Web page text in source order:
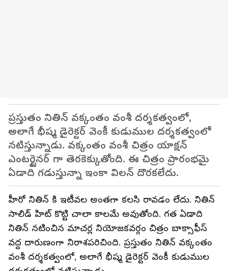
ప్రస్తుతం నితిన్ వక్కంతం వంశీ దర్శకత్వంలో,
అలాగే భీష్మ డైరెక్టర్ వెంకీ కుడుముల దర్శకత్వంలో
నటిస్తున్నాడు. వక్కంతం వంశీ చిత్రం యాక్షన్
ఎంటర్టైనర్ గా తెరకెక్కుతోంది. ఈ చిత్రం ప్రారంభమై
ఏడాది గడుస్తున్నా ఇంకా విలన్ దొరకలేదు.
హీరో నితిన్ కి ఇటీవల అంతగా కలసి రావడం లేదు. నితిన్
సాలిడ్ హిట్ కొట్టి చాలా కాలమే అవుతోంది. గత ఏడాది
నితిన్ నటించిన మాచర్ల నియోజకవర్గం చిత్రం బాక్సాఫీస్
వద్ద దారుణంగా నిరాశపరిచింది. ప్రస్తుతం నితిన్ వక్కంతం
వంశీ దర్శకత్వంలో, అలాగే భీష్మ డైరెక్టర్ వెంకీ కుడుముల